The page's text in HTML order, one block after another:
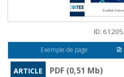
ID:
Exemple de page
ARTICLE
PDF (0,51 Mb)